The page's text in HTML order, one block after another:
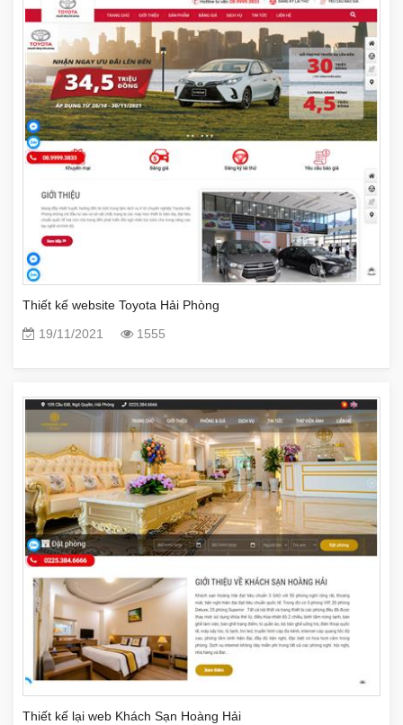
Thiết kế website Toyota Hải Phòng
19/11/2021
1555
Thiết kế lại web Khách Sạn Hoàng Hải